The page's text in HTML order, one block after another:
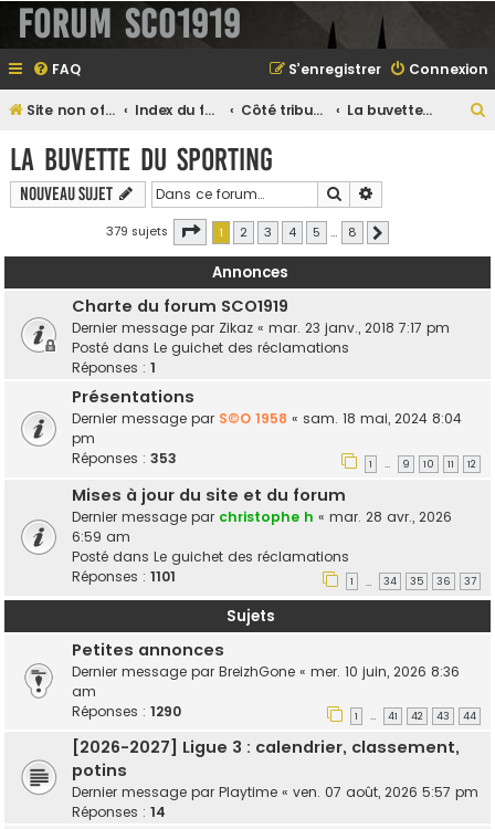
Forum SCO1919
FAQ Connexion
S’enregistrer
Site non officiel sur le SCO d'Angers Index du forum Côté tribune... La buvette du Sporting
r
La buvette du Sporting
Nouveau sujet Rechercher
379 sujets Page 1sur8
1 2 3 4 5 … 8
Annonces
Charte du forum SCO1919
Dernier message par Zikaz « mar. 23 janv., 2018 7:17 pm
Posté dans Le guichet des réclamations
Réponses : 1
Présentations
Dernier message par S©O 1958 « sam. 18 mai, 2024 8:04
pm
Réponses : 353 1 … 9 10 11 12
Mises à jour du site et du forum
Dernier message par christophe h « mar. 28 avr., 2026
6:59 am
Posté dans Le guichet des réclamations
Réponses : 1101 1 … 34 35 36 37
Sujets
Petites annonces
Dernier message par BreizhGone « mer. 10 juin, 2026 8:36
am
Réponses : 1290 1 … 41 42 43 44
[2026-2027] Ligue 3 : calendrier, classement,
potins
Dernier message par Playtime « ven. 07 août, 2026 5:57 pm
Réponses : 14